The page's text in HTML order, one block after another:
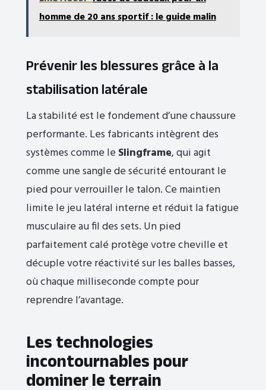
homme de 20 ans sportif : le guide malin
Prévenir les blessures grâce à la
stabilisation latérale
La stabilité est le fondement d’une chaussure
performante. Les fabricants intègrent des
systèmes comme le Slingframe, qui agit
comme une sangle de sécurité entourant le
pied pour verrouiller le talon. Ce maintien
limite le jeu latéral interne et réduit la fatigue
musculaire au fil des sets. Un pied
parfaitement calé protège votre cheville et
décuple votre réactivité sur les balles basses,
où chaque milliseconde compte pour
reprendre l’avantage.
Les technologies
incontournables pour
dominer le terrain